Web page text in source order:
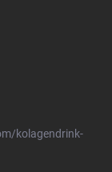
kolagendrink-